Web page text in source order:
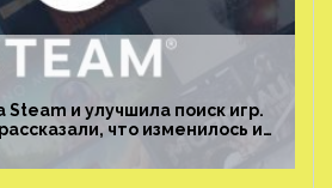
Steam и улучшила поиск игр.
что изменилось и